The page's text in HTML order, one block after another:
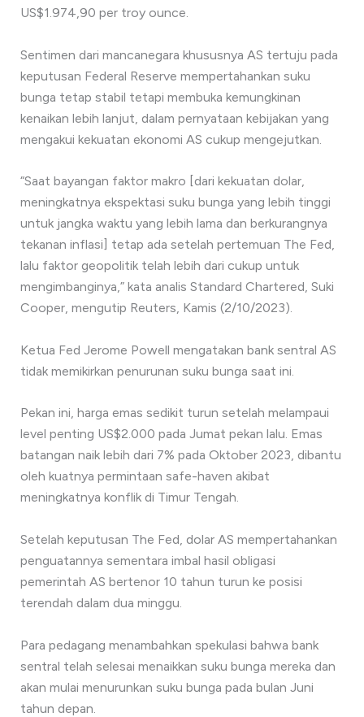
US$1.974,90 per troy ounce.
Sentimen dari mancanegara khususnya AS tertuju pada
keputusan Federal Reserve mempertahankan suku
bunga tetap stabil tetapi membuka kemungkinan
kenaikan lebih lanjut, dalam pernyataan kebijakan yang
mengakui kekuatan ekonomi AS cukup mengejutkan.
“Saat bayangan faktor makro [dari kekuatan dolar,
meningkatnya ekspektasi suku bunga yang lebih tinggi
untuk jangka waktu yang lebih lama dan berkurangnya
tekanan inflasi] tetap ada setelah pertemuan The Fed,
lalu faktor geopolitik telah lebih dari cukup untuk
mengimbanginya,” kata analis Standard Chartered, Suki
Cooper, mengutip Reuters, Kamis (2/10/2023).
Ketua Fed Jerome Powell mengatakan bank sentral AS
tidak memikirkan penurunan suku bunga saat ini.
Pekan ini, harga emas sedikit turun setelah melampaui
level penting US$2.000 pada Jumat pekan lalu. Emas
batangan naik lebih dari 7% pada Oktober 2023, dibantu
oleh kuatnya permintaan safe-haven akibat
meningkatnya konflik di Timur Tengah.
Setelah keputusan The Fed, dolar AS mempertahankan
penguatannya sementara imbal hasil obligasi
pemerintah AS bertenor 10 tahun turun ke posisi
terendah dalam dua minggu.
Para pedagang menambahkan spekulasi bahwa bank
sentral telah selesai menaikkan suku bunga mereka dan
akan mulai menurunkan suku bunga pada bulan Juni
tahun depan.